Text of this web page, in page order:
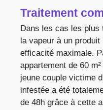
Traitement
Dans les cas les plus
la vapeur à un
efficacité maximale.
appartement de 60
jeune couple victime
infestée a été
de 48h grâce à cette